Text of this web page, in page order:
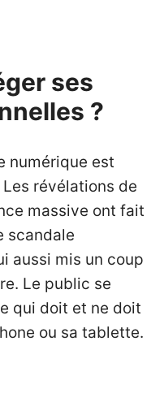
ses
?
numérique est
révélations de
massive ont fait
scandale
aussi mis un coup
Le public se
qui doit et ne doit
ou sa tablette.